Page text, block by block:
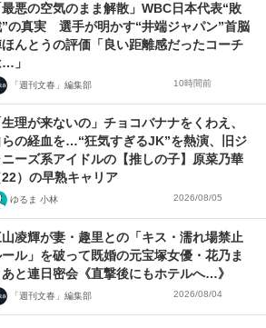
最悪の空気のまま解散」WBC日本代表“敗
の真実 選手が明かす“井端ジャパン”首脳
ほんとうの評価「良い距離感だったコーチ
」
「週刊文春」編集部 10時間前
生理が来ないの」チョコバナナをくわえ、
らの経血を…“狂気すぎるJK”を熱演、旧ジ
ニーズ系アイドルの【推しの子】原菜乃華
22）の早熟キャリア
ゆるま 小林 2026/08/05
凌輝が妻・趣里との「キス・濡れ場禁止
ル」を破って既婚の元宝塚女優・花乃ま
あと連日密会《直撃後にもホテルへ…》
「週刊文春」編集部 2026/08/04